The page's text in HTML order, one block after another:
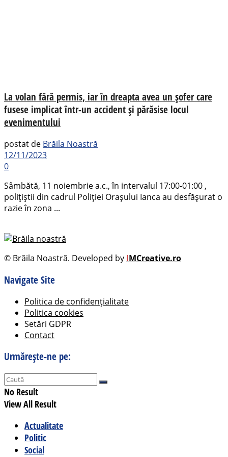
La volan fără permis, iar în dreapta avea un șofer care
fusese implicat într-un accident și părăsise locul
evenimentului
postat de Brăila Noastră
12/11/2023
0
Sâmbătă, 11 noiembrie a.c., în intervalul 17:00-01:00 ,
polițiștii din cadrul Poliției Orașului Ianca au desfășurat o
razie în zona ...
© Brăila Noastră. Developed by IMCreative.ro
Navigate Site
Politica de confidențialitate
Politica cookies
Setări GDPR
Contact
Urmărește-ne pe:
No Result
View All Result
Actualitate
Politic
Social